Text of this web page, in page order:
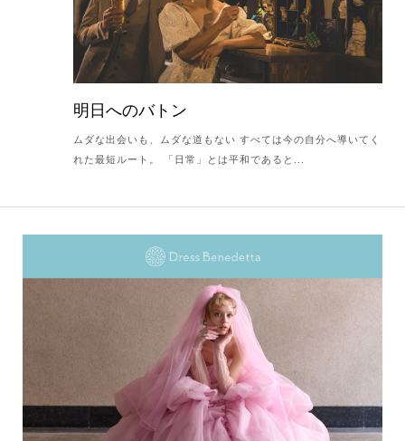
明日へのバトン
ムダな出会いも、ムダな道もない すべては今の自分へ導いてく
れた最短ルート。 「日常」とは平和であると...